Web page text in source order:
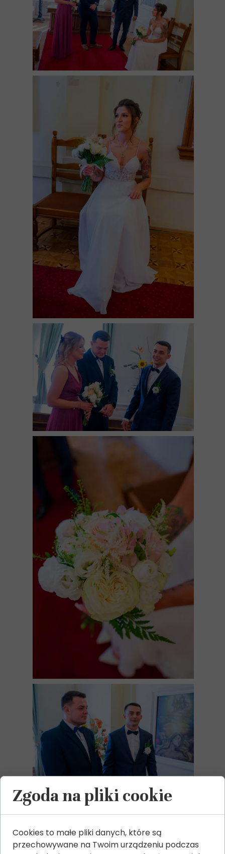
Zgoda na pliki cookie
Cookies to małe pliki danych, które są
przechowywane na Twoim urządzeniu podczas